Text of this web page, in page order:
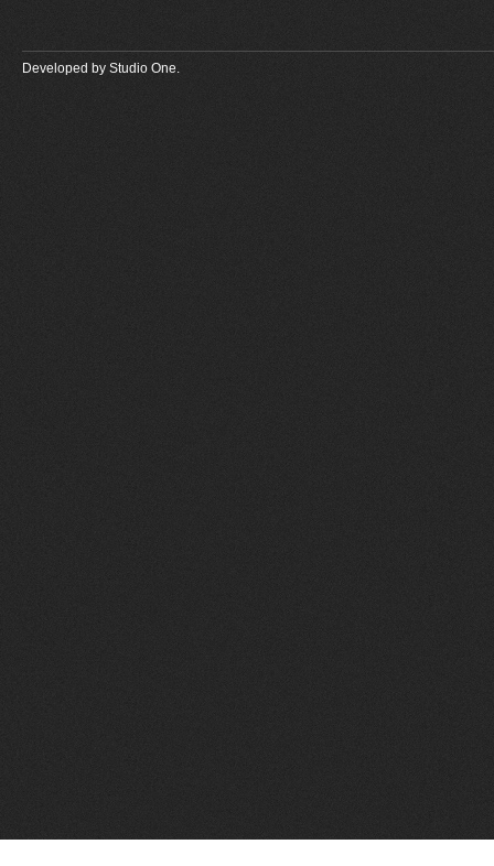
Developed by Studio One.